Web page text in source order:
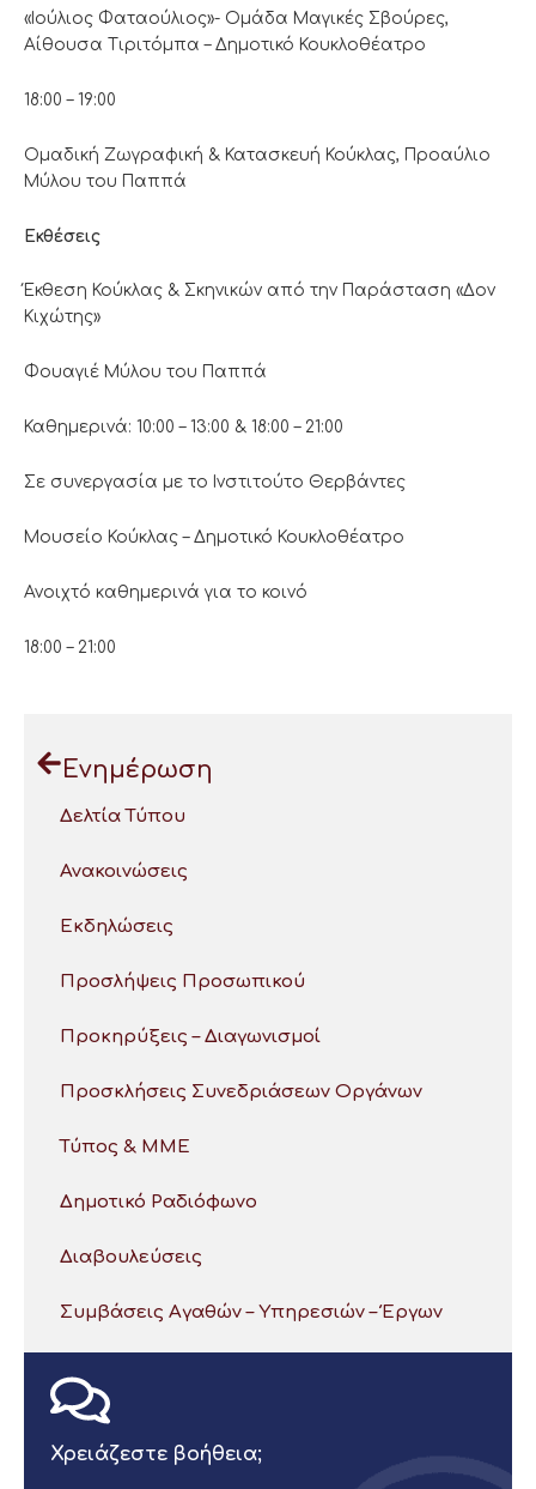
«Ιούλιος Φαταούλιος»- Ομάδα Μαγικές Σβούρες,
Αίθουσα Τιριτόμπα – Δημοτικό Κουκλοθέατρο
18:00 – 19:00
Ομαδική Ζωγραφική & Κατασκευή Κούκλας, Προαύλιο
Μύλου του Παππά
Εκθέσεις
Έκθεση Κούκλας & Σκηνικών από την Παράσταση «Δον
Κιχώτης»
Φουαγιέ Μύλου του Παππά
Καθημερινά: 10:00 – 13:00 & 18:00 – 21:00
Σε συνεργασία με το Ινστιτούτο Θερβάντες
Μουσείο Κούκλας – Δημοτικό Κουκλοθέατρο
Ανοιχτό καθημερινά για το κοινό
18:00 – 21:00
Ενημέρωση
Δελτία Τύπου
Ανακοινώσεις
Εκδηλώσεις
Προσλήψεις Προσωπικού
Προκηρύξεις – Διαγωνισμοί
Προσκλήσεις Συνεδριάσεων Οργάνων
Τύπος & ΜΜΕ
Δημοτικό Ραδιόφωνο
Διαβουλεύσεις
Συμβάσεις Αγαθών – Υπηρεσιών – Έργων
Χρειάζεστε βοήθεια;